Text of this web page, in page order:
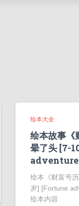
绘本大全
绘本故事《
晕了头 [7-
adventure
绘本《财富号
岁] [Fortune
绘本内容